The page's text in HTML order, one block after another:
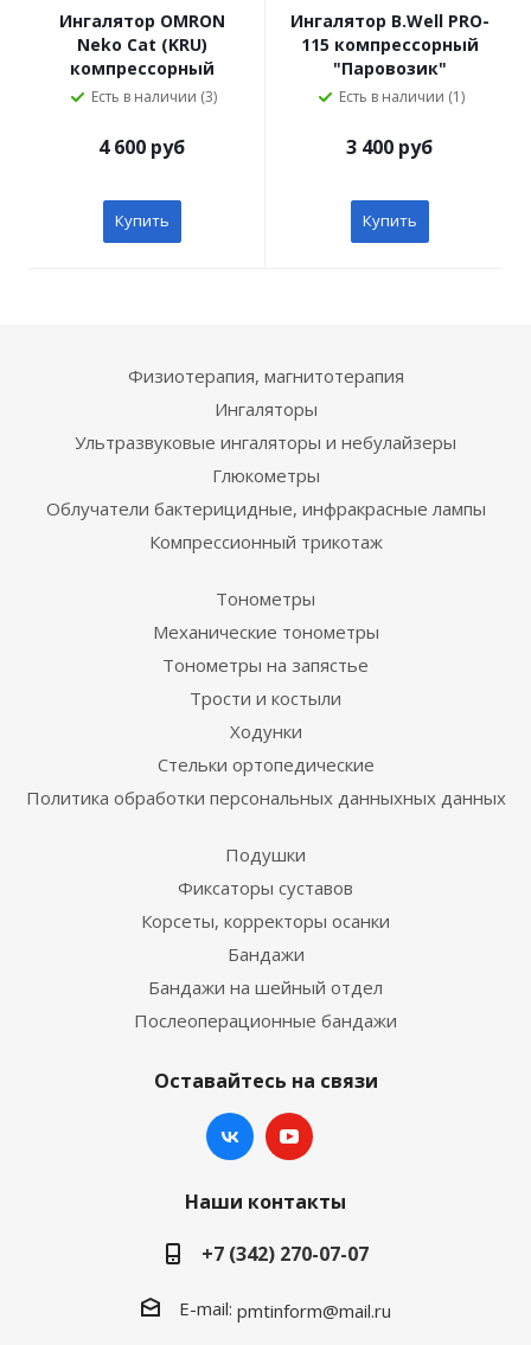
Ингалятор OMRON
Neko Сat (KRU)
компрессорный
детский
Есть в наличии (3)
4 600 руб
Купить
Ингалятор B.Well PRO-
115 компрессорный
"Паровозик"
Есть в наличии (1)
3 400 руб
Купить
Физиотерапия, магнитотерапия
Ингаляторы
Ультразвуковые ингаляторы и небулайзеры
Глюкометры
Облучатели бактерицидные, инфракрасные лампы
Компрессионный трикотаж
Тонометры
Механические тонометры
Тонометры на запястье
Трости и костыли
Ходунки
Стельки ортопедические
Политика обработки персональных данныхных данных
Подушки
Фиксаторы суставов
Корсеты, корректоры осанки
Бандажи
Бандажи на шейный отдел
Послеоперационные бандажи
Оставайтесь на связи
Наши контакты
+7 (342) 270-07-07
E-mail: pmtinform@mail.ru